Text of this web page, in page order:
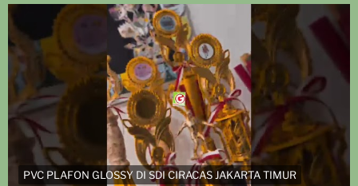
PVC PLAFON GLOSSY DI SDI CIRACAS JAKARTA TIMUR